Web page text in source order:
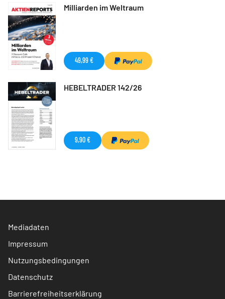
Milliarden im Weltraum
49,99 €
HEBELTRADER 142/26
9,90 €
Mediadaten
Impressum
Nutzungsbedingungen
Datenschutz
Barrierefreiheitserklärung